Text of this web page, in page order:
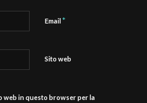
Email *
Sito web
web in questo browser per la